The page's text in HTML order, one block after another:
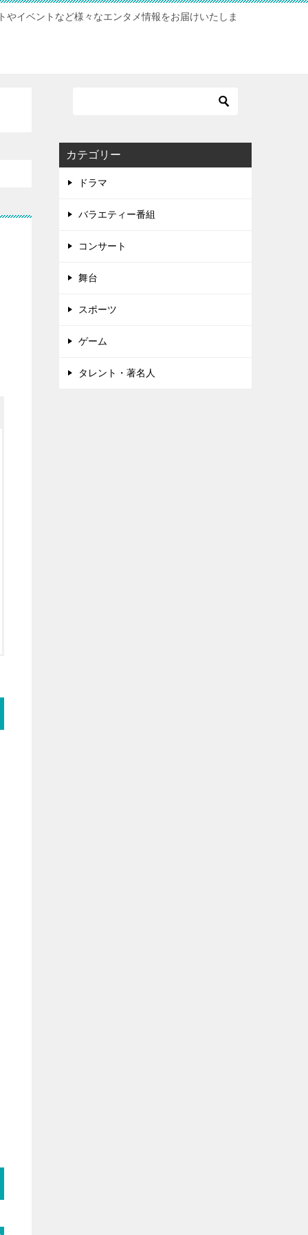
やイベントなど様々なエンタメ情報をお届けいたしま
カテゴリー
ドラマ
バラエティー番組
コンサート
舞台
スポーツ
ゲーム
タレント・著名人